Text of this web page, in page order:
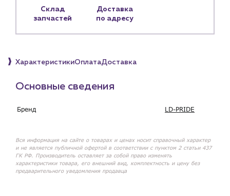
sales@profpotok.ru
Склад
запчастей
Доставка
по адресу
ХарактеристикиОплатаДоставка
Основные сведения
Бренд LD-PRIDE
Вся информация на сайте о товарах и ценах носит справочный характер
и не является публичной офертой в соответствии с пунктом 2 статьи 437
ГК РФ. Производитель оставляет за собой право изменять
характеристики товара, его внешний вид, комплектность и цену без
предварительного уведомления продавца